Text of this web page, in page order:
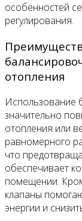
особенностей
регулирования.
отопления
Использование
значительно
отопления или
равномерного
что
обеспечивает
помещении.
клапаны
энергии и